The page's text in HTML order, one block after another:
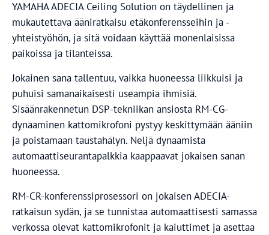
YAMAHA ADECIA Ceiling Solution on täydellinen ja
mukautettava ääniratkaisu etäkonferensseihin ja -
yhteistyöhön, ja sitä voidaan käyttää monenlaisissa
paikoissa ja tilanteissa.
Jokainen sana tallentuu, vaikka huoneessa liikkuisi ja
puhuisi samanaikaisesti useampia ihmisiä.
Sisäänrakennetun DSP-tekniikan ansiosta RM-CG-
dynaaminen kattomikrofoni pystyy keskittymään ääniin
ja poistamaan taustahälyn. Neljä dynaamista
automaattiseurantapalkkia kaappaavat jokaisen sanan
huoneessa.
RM-CR-konferenssiprosessori on jokaisen ADECIA-
ratkaisun sydän, ja se tunnistaa automaattisesti samassa
verkossa olevat kattomikrofonit ja kaiuttimet ja asettaa